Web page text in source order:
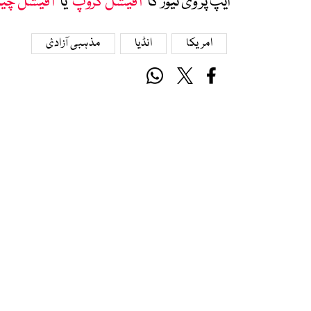
امریکا انڈیا مذہبی آزادئ